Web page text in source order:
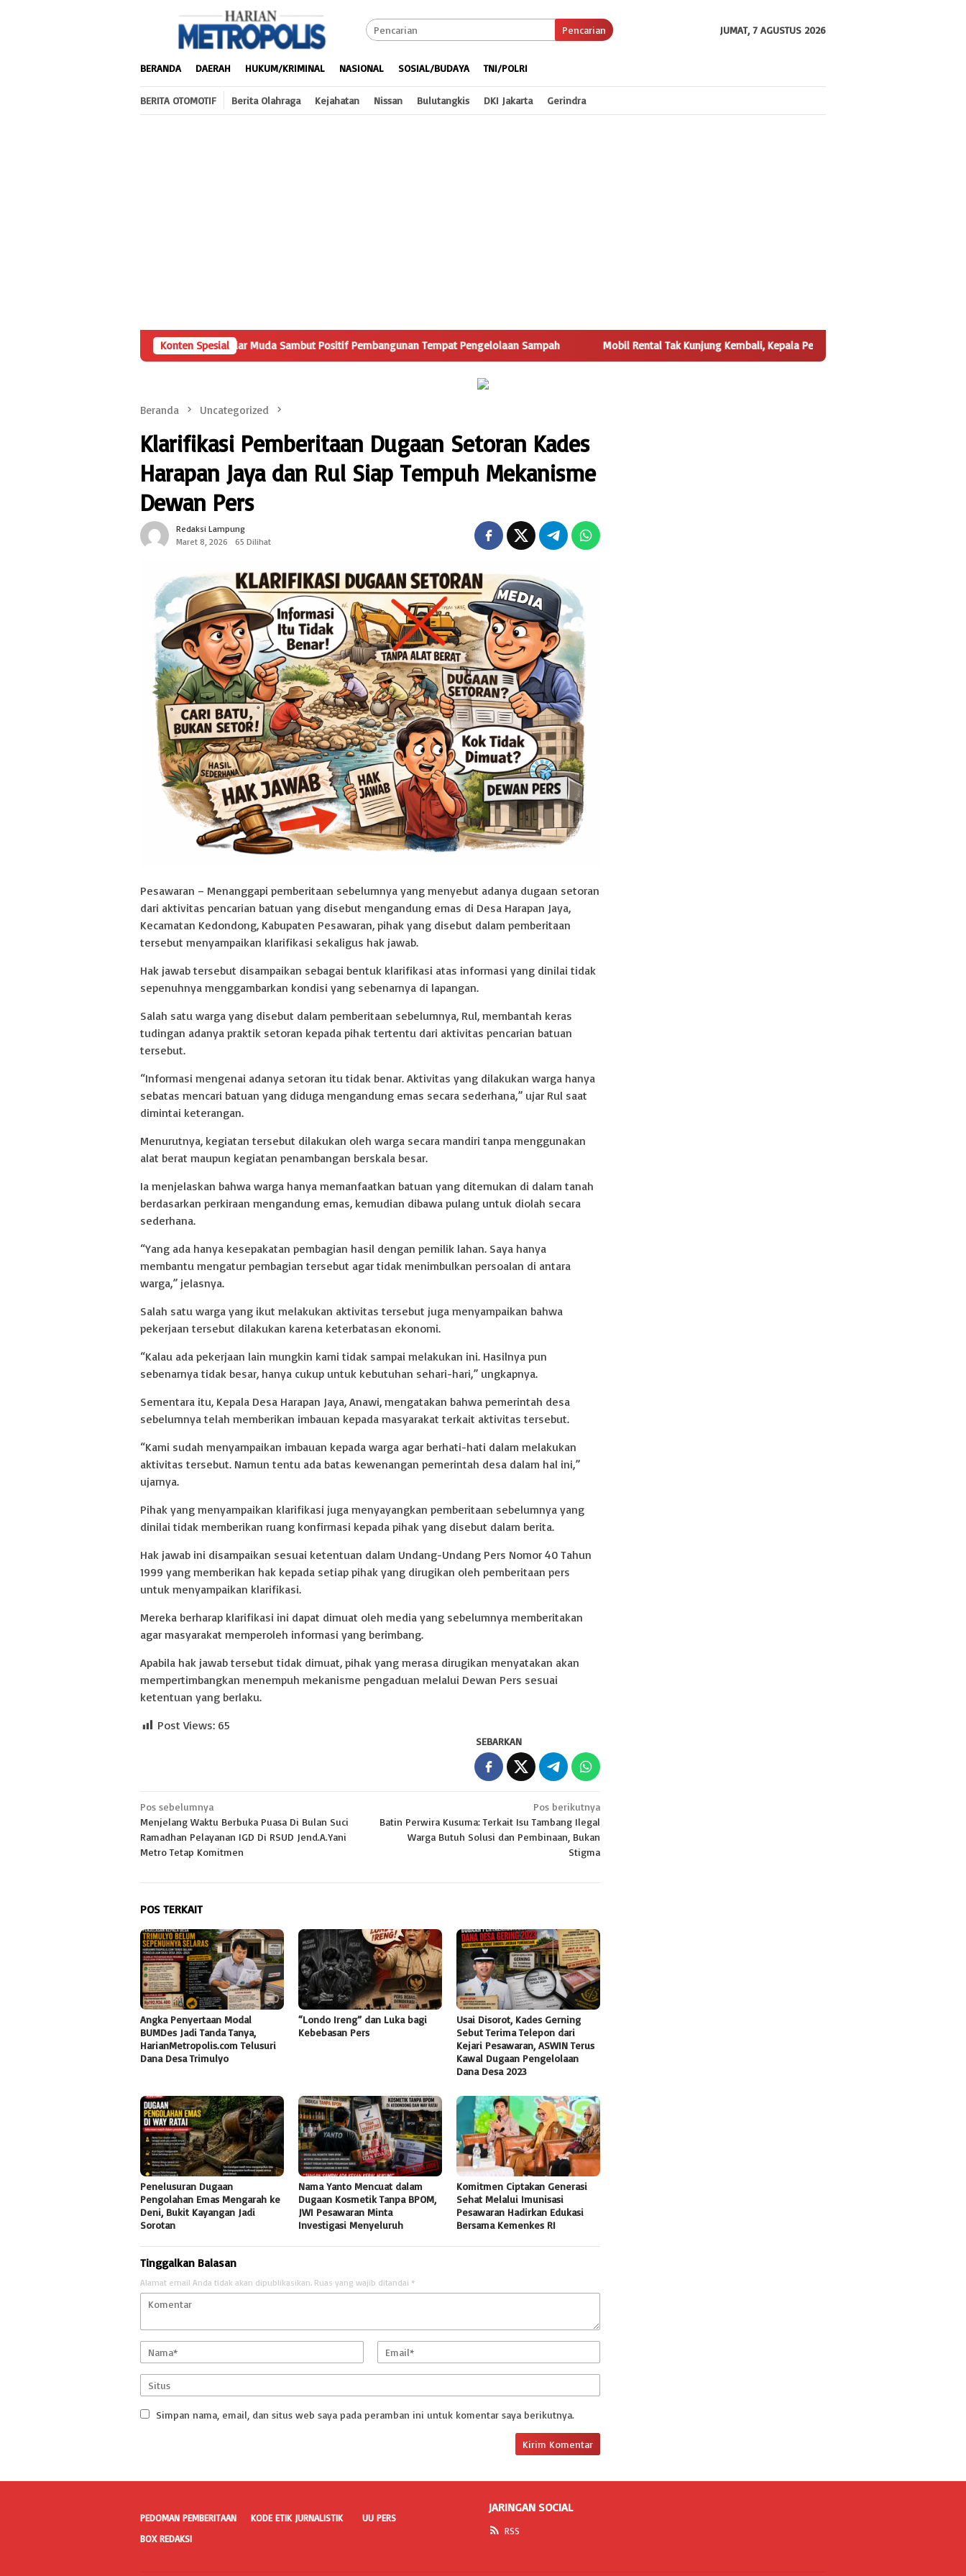
Pencarian JUMAT, 7 AGUSTUS 2026
BERANDA DAERAH HUKUM/KRIMINAL NASIONAL SOSIAL/BUDAYA TNI/POLRI
BERITA OTOMOTIF Berita Olahraga Kejahatan Nissan Bulutangkis DKI Jakarta Gerindra
Konten Spesial
Pengguna Jalan Iskandar Muda Sambut Positif Pembangunan Tempat Pengelolaan Sampah Mobil Rental Tak Kunjung Kembali, Kepala Pekon Tanjung Jati Dilaporkan ke Polsek
Beranda Uncategorized
Klarifikasi Pemberitaan Dugaan Setoran Kades
Harapan Jaya dan Rul Siap Tempuh Mekanisme
Dewan Pers
Redaksi Lampung
Maret 8, 2026
65 Dilihat
Pesawaran – Menanggapi pemberitaan sebelumnya yang menyebut adanya dugaan setoran
dari aktivitas pencarian batuan yang disebut mengandung emas di Desa Harapan Jaya,
Kecamatan Kedondong, Kabupaten Pesawaran, pihak yang disebut dalam pemberitaan
tersebut menyampaikan klarifikasi sekaligus hak jawab.
Hak jawab tersebut disampaikan sebagai bentuk klarifikasi atas informasi yang dinilai tidak
sepenuhnya menggambarkan kondisi yang sebenarnya di lapangan.
Salah satu warga yang disebut dalam pemberitaan sebelumnya, Rul, membantah keras
tudingan adanya praktik setoran kepada pihak tertentu dari aktivitas pencarian batuan
tersebut.
“Informasi mengenai adanya setoran itu tidak benar. Aktivitas yang dilakukan warga hanya
sebatas mencari batuan yang diduga mengandung emas secara sederhana,” ujar Rul saat
dimintai keterangan.
Menurutnya, kegiatan tersebut dilakukan oleh warga secara mandiri tanpa menggunakan
alat berat maupun kegiatan penambangan berskala besar.
Ia menjelaskan bahwa warga hanya memanfaatkan batuan yang ditemukan di dalam tanah
berdasarkan perkiraan mengandung emas, kemudian dibawa pulang untuk diolah secara
sederhana.
“Yang ada hanya kesepakatan pembagian hasil dengan pemilik lahan. Saya hanya
membantu mengatur pembagian tersebut agar tidak menimbulkan persoalan di antara
warga,” jelasnya.
Salah satu warga yang ikut melakukan aktivitas tersebut juga menyampaikan bahwa
pekerjaan tersebut dilakukan karena keterbatasan ekonomi.
“Kalau ada pekerjaan lain mungkin kami tidak sampai melakukan ini. Hasilnya pun
sebenarnya tidak besar, hanya cukup untuk kebutuhan sehari-hari,” ungkapnya.
Sementara itu, Kepala Desa Harapan Jaya, Anawi, mengatakan bahwa pemerintah desa
sebelumnya telah memberikan imbauan kepada masyarakat terkait aktivitas tersebut.
“Kami sudah menyampaikan imbauan kepada warga agar berhati-hati dalam melakukan
aktivitas tersebut. Namun tentu ada batas kewenangan pemerintah desa dalam hal ini,”
ujarnya.
Pihak yang menyampaikan klarifikasi juga menyayangkan pemberitaan sebelumnya yang
dinilai tidak memberikan ruang konfirmasi kepada pihak yang disebut dalam berita.
Hak jawab ini disampaikan sesuai ketentuan dalam Undang-Undang Pers Nomor 40 Tahun
1999 yang memberikan hak kepada setiap pihak yang dirugikan oleh pemberitaan pers
untuk menyampaikan klarifikasi.
Mereka berharap klarifikasi ini dapat dimuat oleh media yang sebelumnya memberitakan
agar masyarakat memperoleh informasi yang berimbang.
Apabila hak jawab tersebut tidak dimuat, pihak yang merasa dirugikan menyatakan akan
mempertimbangkan menempuh mekanisme pengaduan melalui Dewan Pers sesuai
ketentuan yang berlaku.
Post Views: 65
SEBARKAN
Navigasi
pos
Pos sebelumnya
Menjelang Waktu Berbuka Puasa Di Bulan Suci
Ramadhan Pelayanan IGD Di RSUD Jend.A.Yani
Metro Tetap Komitmen
Pos berikutnya
Batin Perwira Kusuma: Terkait Isu Tambang Ilegal
Warga Butuh Solusi dan Pembinaan, Bukan
Stigma
POS TERKAIT
Angka Penyertaan Modal
BUMDes Jadi Tanda Tanya,
HarianMetropolis.com Telusuri
Dana Desa Trimulyo
“Londo Ireng” dan Luka bagi
Kebebasan Pers
Usai Disorot, Kades Gerning
Sebut Terima Telepon dari
Kejari Pesawaran, ASWIN Terus
Kawal Dugaan Pengelolaan
Dana Desa 2023
Penelusuran Dugaan
Pengolahan Emas Mengarah ke
Deni, Bukit Kayangan Jadi
Sorotan
Nama Yanto Mencuat dalam
Dugaan Kosmetik Tanpa BPOM,
JWI Pesawaran Minta
Investigasi Menyeluruh
Komitmen Ciptakan Generasi
Sehat Melalui Imunisasi
Pesawaran Hadirkan Edukasi
Bersama Kemenkes RI
Tinggalkan Balasan
Alamat email Anda tidak akan dipublikasikan. Ruas yang wajib ditandai *
Simpan nama, email, dan situs web saya pada peramban ini untuk komentar saya berikutnya.
PEDOMAN PEMBERITAAN KODE ETIK JURNALISTIK
UU PERS
BOX REDAKSI
JARINGAN SOCIAL
RSS